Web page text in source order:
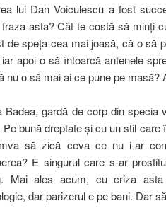
lui Dan Voiculescu a fost
asta? Cât te costă să minţi
de speţa cea mai joasă, că o să
apoi o să întoarcă antenele
nu o să mai ai ce pune pe masă?
Badea, gardă de corp din specia
Pe bună dreptate şi cu un stil
să zică ceva ce nu i-ar
E singurul care s-ar
Mai ales acum, cu criza
dar parizerul e pe bani. Dar